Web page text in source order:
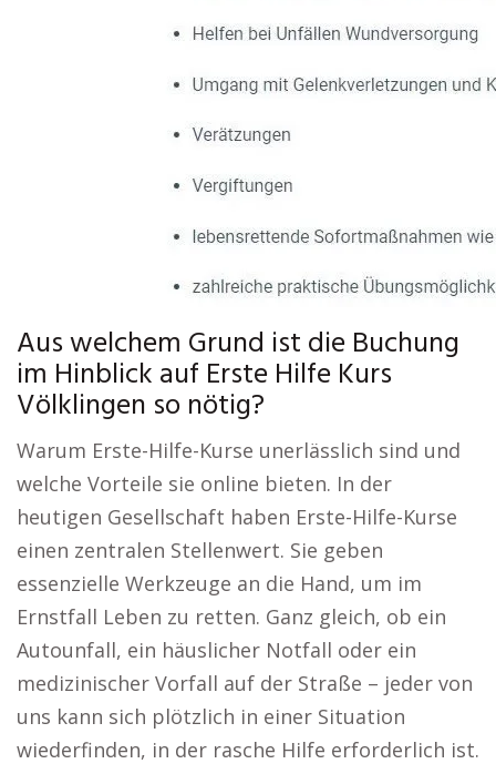
Aus welchem Grund ist die Buchung
im Hinblick auf Erste Hilfe Kurs
Völklingen so nötig?
Warum Erste-Hilfe-Kurse unerlässlich sind und
welche Vorteile sie online bieten. In der
heutigen Gesellschaft haben Erste-Hilfe-Kurse
einen zentralen Stellenwert. Sie geben
essenzielle Werkzeuge an die Hand, um im
Ernstfall Leben zu retten. Ganz gleich, ob ein
Autounfall, ein häuslicher Notfall oder ein
medizinischer Vorfall auf der Straße – jeder von
uns kann sich plötzlich in einer Situation
wiederfinden, in der rasche Hilfe erforderlich ist.